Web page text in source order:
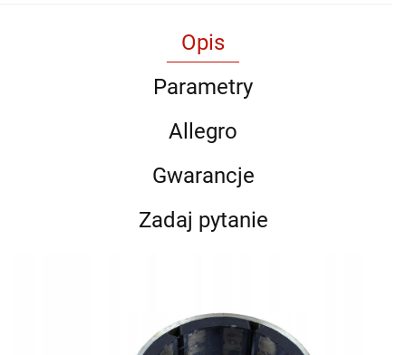
Opis
Parametry
Allegro
Gwarancje
Zadaj pytanie